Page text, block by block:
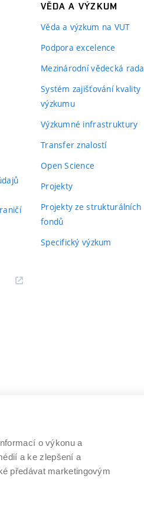
VĚDA A VÝZKUM
Věda a výzkum na VUT
Podpora excelence
Mezinárodní vědecká rada
Systém zajišťování kvality
výzkumu
Výzkumné infrastruktury
Transfer znalostí
Open Science
Projekty
Projekty ze strukturálních
fondů
Specifický výzkum
V BRNĚ
www.vut.cz
o výkonu a
a ke zlepšení a
předávat marketingovým